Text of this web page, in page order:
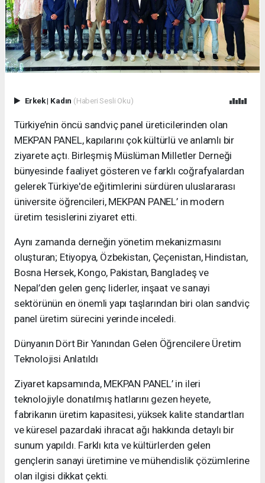
Erkek| Kadın (Haberi Sesli Oku)
Türkiye’nin öncü sandviç panel üreticilerinden olan
MEKPAN PANEL, kapılarını çok kültürlü ve anlamlı bir
ziyarete açtı. Birleşmiş Müslüman Milletler Derneği
bünyesinde faaliyet gösteren ve farklı coğrafyalardan
gelerek Türkiye'de eğitimlerini sürdüren uluslararası
üniversite öğrencileri, MEKPAN PANEL’ in modern
üretim tesislerini ziyaret etti.
​Aynı zamanda derneğin yönetim mekanizmasını
oluşturan; Etiyopya, Özbekistan, Çeçenistan, Hindistan,
Bosna Hersek, Kongo, Pakistan, Bangladeş ve
Nepal’den gelen genç liderler, inşaat ve sanayi
sektörünün en önemli yapı taşlarından biri olan sandviç
panel üretim sürecini yerinde inceledi.
​Dünyanın Dört Bir Yanından Gelen Öğrencilere Üretim
Teknolojisi Anlatıldı
​Ziyaret kapsamında, MEKPAN PANEL’ in ileri
teknolojiyle donatılmış hatlarını gezen heyete,
fabrikanın üretim kapasitesi, yüksek kalite standartları
ve küresel pazardaki ihracat ağı hakkında detaylı bir
sunum yapıldı. Farklı kıta ve kültürlerden gelen
gençlerin sanayi üretimine ve mühendislik çözümlerine
olan ilgisi dikkat çekti.